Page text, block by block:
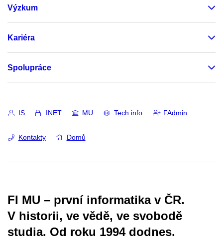
Výzkum
Kariéra
Spolupráce
IS INET MU Tech info FAdmin
Kontakty Domů
FI MU – první informatika v ČR.
V historii, ve vědě, ve svobodě
studia. Od roku 1994 dodnes.